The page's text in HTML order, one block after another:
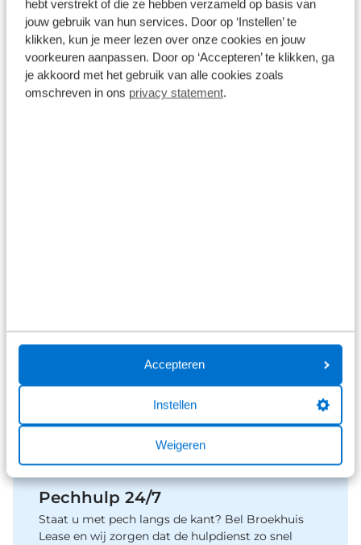
hebt verstrekt of die ze hebben verzameld op basis van
jouw gebruik van hun services. Door op ‘Instellen’ te
klikken, kun je meer lezen over onze cookies en jouw
voorkeuren aanpassen. Door op ‘Accepteren’ te klikken, ga
je akkoord met het gebruik van alle cookies zoals
omschreven in ons privacy statement.
Accepteren
Instellen
Weigeren
De auto toe aan onderhoud? Ga naar uw
dichtstbijzijnde (Broekhuis) merkdealer voor
onderhoud en meld dat de auto eigendom is van
Broekhuis Lease. De rest regelen wij voor u!
Belasting
U betaalt geen wegenbelasting. Dit is onderdeel
gebaseerd op het wegenbelastingtarief van 2026.
Pechhulp 24/7
Staat u met pech langs de kant? Bel Broekhuis
Lease en wij zorgen dat de hulpdienst zo snel